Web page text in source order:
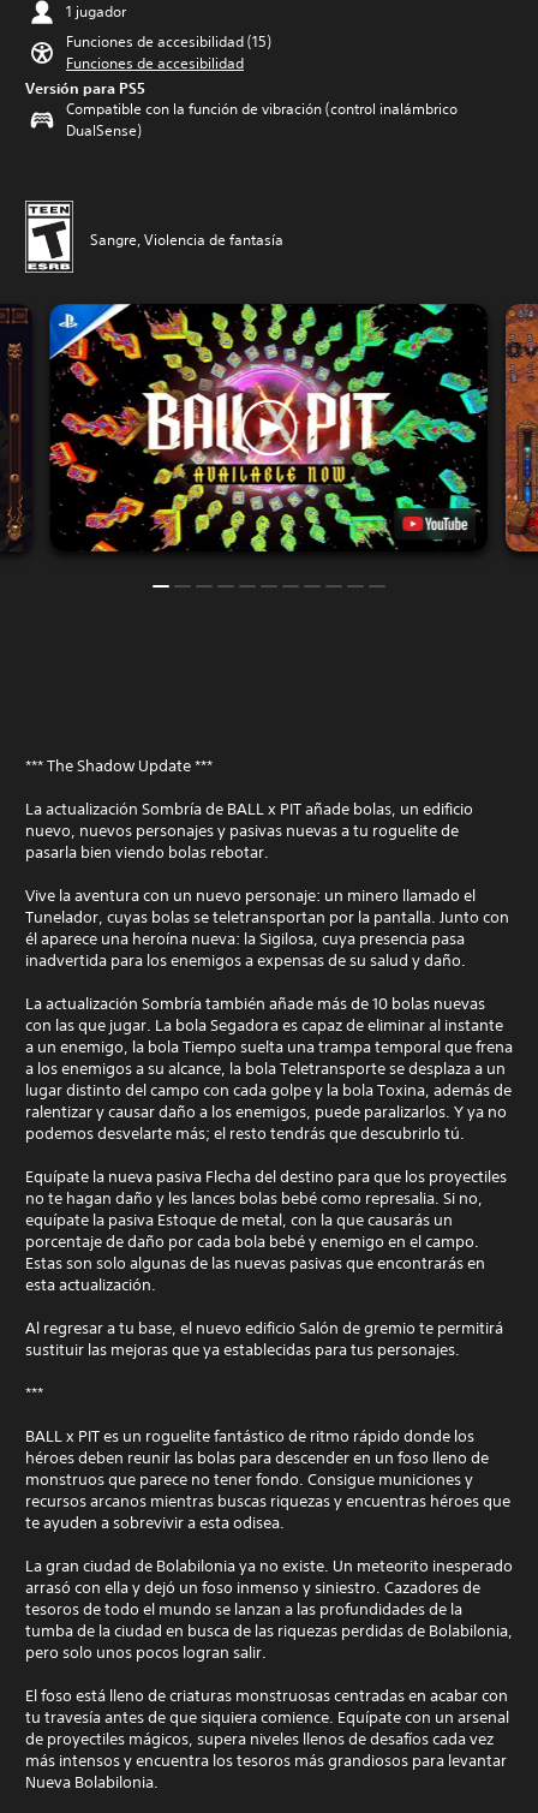
1 jugador
Funciones de accesibilidad (15)
Funciones de accesibilidad
Versión para PS5
Compatible con la función de vibración (control inalámbrico
DualSense)
Sangre, Violencia de fantasía
*** The Shadow Update ***
La actualización Sombría de BALL x PIT añade bolas, un edificio
nuevo, nuevos personajes y pasivas nuevas a tu roguelite de
pasarla bien viendo bolas rebotar.
Vive la aventura con un nuevo personaje: un minero llamado el
Tunelador, cuyas bolas se teletransportan por la pantalla. Junto con
él aparece una heroína nueva: la Sigilosa, cuya presencia pasa
inadvertida para los enemigos a expensas de su salud y daño.
La actualización Sombría también añade más de 10 bolas nuevas
con las que jugar. La bola Segadora es capaz de eliminar al instante
a un enemigo, la bola Tiempo suelta una trampa temporal que frena
a los enemigos a su alcance, la bola Teletransporte se desplaza a un
lugar distinto del campo con cada golpe y la bola Toxina, además de
ralentizar y causar daño a los enemigos, puede paralizarlos. Y ya no
podemos desvelarte más; el resto tendrás que descubrirlo tú.
Equípate la nueva pasiva Flecha del destino para que los proyectiles
no te hagan daño y les lances bolas bebé como represalia. Si no,
equípate la pasiva Estoque de metal, con la que causarás un
porcentaje de daño por cada bola bebé y enemigo en el campo.
Estas son solo algunas de las nuevas pasivas que encontrarás en
esta actualización.
Al regresar a tu base, el nuevo edificio Salón de gremio te permitirá
sustituir las mejoras que ya establecidas para tus personajes.
***
BALL x PIT es un roguelite fantástico de ritmo rápido donde los
héroes deben reunir las bolas para descender en un foso lleno de
monstruos que parece no tener fondo. Consigue municiones y
recursos arcanos mientras buscas riquezas y encuentras héroes que
te ayuden a sobrevivir a esta odisea.
La gran ciudad de Bolabilonia ya no existe. Un meteorito inesperado
arrasó con ella y dejó un foso inmenso y siniestro. Cazadores de
tesoros de todo el mundo se lanzan a las profundidades de la
tumba de la ciudad en busca de las riquezas perdidas de Bolabilonia,
pero solo unos pocos logran salir.
El foso está lleno de criaturas monstruosas centradas en acabar con
tu travesía antes de que siquiera comience. Equípate con un arsenal
de proyectiles mágicos, supera niveles llenos de desafíos cada vez
más intensos y encuentra los tesoros más grandiosos para levantar
Nueva Bolabilonia.